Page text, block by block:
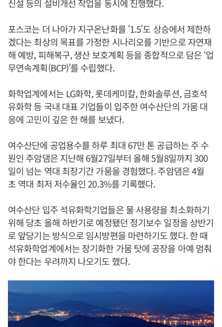
신설 등의 설비개선 작업을 동시에 진행했다.
포스코는 더 나아가 지구온난화를 '1.5'도 상승에서 제한하
겠다는 최상의 목표를 가정한 시나리오를 기반으로 자연재
해 예방, 피해복구, 생산 보호계획 등을 종합적으로 담은 ‘업
무연속계획(BCP)’를 수립했다.
화학업계에서는 LG화학, 롯데케미칼, 한화솔루션, 금호석
유화학 등 국내 대표 기업들이 입주한 여수산단의 가뭄 대
응에 고민이 깊은 한 해를 보냈다.
여수산단에 공업용수를 하루 최대 67만 톤 공급하는 주 수
원인 주암댐은 지난해 6월27일부터 올해 5월8일까지 300
일이 넘는 역대 최장기간 가뭄을 경험했다. 주암댐은 4월
초 역대 최저 저수율인 20.3%를 기록했다.
여수산단 입주 석유화학기업들은 물 사용량을 최소화하기
위해 당초 올해 하반기로 예정됐던 정기보수 일정을 상반기
로 앞당기는 방식으로 임시방편을 마련하기도 했다. 한 때
석유화학업계에서는 장기화한 가뭄 탓에 공장을 아예 멈춰
야 한다는 우려까지 나오기도 했다.